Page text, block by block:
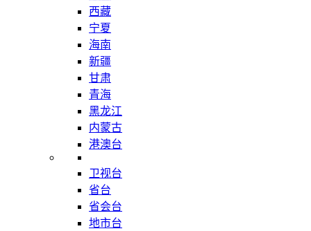
西藏
宁夏
海南
新疆
甘肃
青海
黑龙江
内蒙古
港澳台
卫视台
省台
省会台
地市台